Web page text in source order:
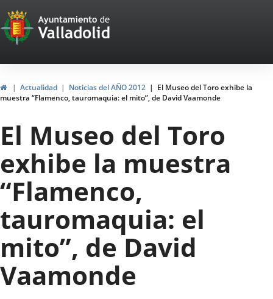
Portal
Web
del
Ayuntamiento
de
Valladolid
HomeActualidad Noticias del AÑO 2012
El Museo del Toro exhibe la
muestra “Flamenco, tauromaquia: el mito”, de David Vaamonde
El Museo del Toro
exhibe la muestra
“Flamenco,
tauromaquia: el
mito”, de David
Vaamonde